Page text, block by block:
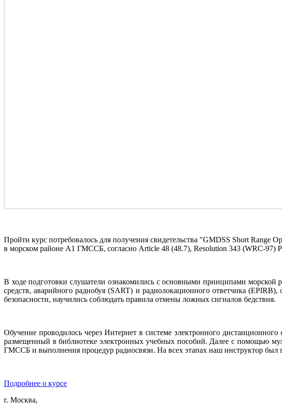
Пройти курс потребовалось для получения свидетельства "GMDSS Short
в морском районе A1 ГМССБ, согласно Article 48 (48.7), Resolution 343 (WRC-97)
В ходе подготовки слушатели ознакомились с основными принципами
средств, аварийного радиобуя (SART) и радиолокационного ответчика
безопасности, научились соблюдать правила отмены ложных сигналов бедствия.
Обучение проводилось через Интернет в системе электронного
размещенный в библиотеке электронных учебных пособий. Далее с помощью
ГМССБ и выполнения процедур радиосвязи. На всех этапах наш инструктор был
Подробнее о курсе
г. Москва,